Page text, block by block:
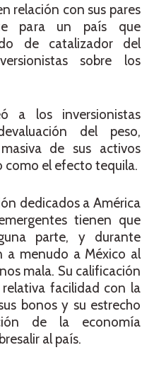
relación con sus pares
para un país que
de catalizador del
sobre los
a los inversionistas
del peso,
de sus activos
como el efecto tequila.
dedicados a América
tienen que
parte, y durante
a menudo a México al
mala. Su calificación
facilidad con la
bonos y su estrecho
de la economía
al país.